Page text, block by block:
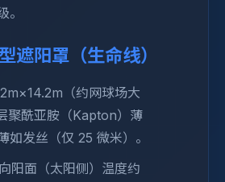
。
遮阳罩（生命线）
（约网球场大
聚酰亚胺（Kapton）薄
如发丝（仅 25 微米）。
阳面（太阳侧）温度约